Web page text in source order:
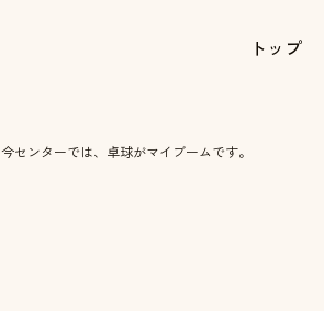
トップ
今センターでは、卓球がマイブームです。